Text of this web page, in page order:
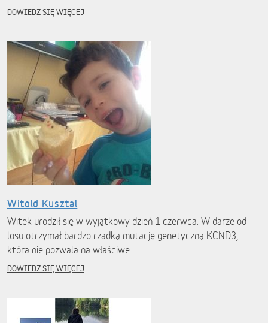
DOWIEDZ SIĘ WIĘCEJ
Witold Kusztal
Witek urodził się w wyjątkowy dzień 1 czerwca. W darze od
losu otrzymał bardzo rzadką mutację genetyczną KCND3,
która nie pozwala na właściwe …
DOWIEDZ SIĘ WIĘCEJ